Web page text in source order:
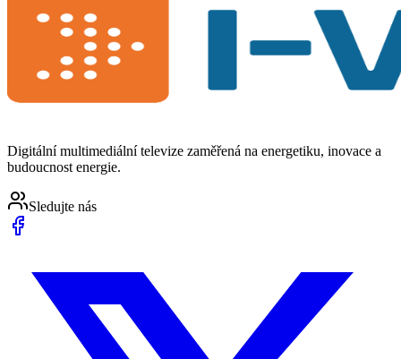
Digitální multimediální televize zaměřená na energetiku, inovace a
budoucnost energie.
Sledujte nás